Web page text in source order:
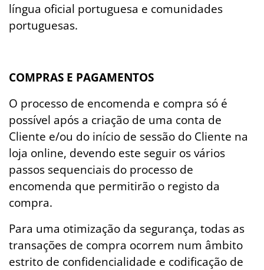
língua oficial portuguesa e comunidades
portuguesas.
COMPRAS E PAGAMENTOS
O processo de encomenda e compra só é
possível após a criação de uma conta de
Cliente e/ou do início de sessão do Cliente na
loja online, devendo este seguir os vários
passos sequenciais do processo de
encomenda que permitirão o registo da
compra.
Para uma otimização da segurança, todas as
transações de compra ocorrem num âmbito
estrito de confidencialidade e codificação de